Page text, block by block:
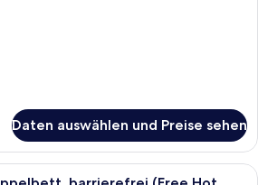
Daten auswählen und Preise sehen
Ein Hotelzimmer mit einem großen